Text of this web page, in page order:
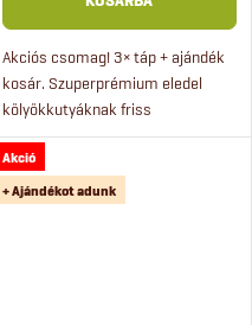
Akciós csomag! 3× táp + ajándék
kosár. Szuperprémium eledel
kölyökkutyáknak friss
baromfihússal. Az eledel nagy és
óriás fajták kölykeinek, illetve
vemhes és szoptató szukáknak...
Akció
+ Ajándékot adunk